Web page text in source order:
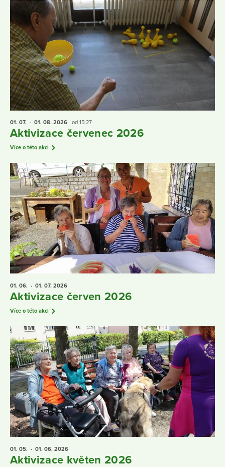
01. 07. - 01. 08. 2026 od 15:27
Aktivizace červenec 2026
Více o této akci
01. 06. - 01. 07. 2026
Aktivizace červen 2026
Více o této akci
01. 05. - 01. 06. 2026
Aktivizace květen 2026